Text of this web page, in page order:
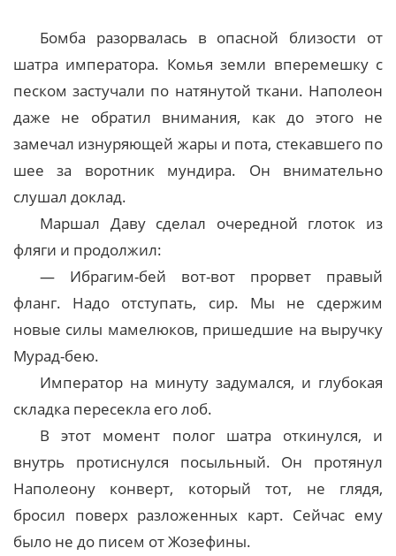
Бомба разорвалась в опасной близости от
шатра императора. Комья земли вперемешку с
песком застучали по натянутой ткани. Наполеон
даже не обратил внимания, как до этого не
замечал изнуряющей жары и пота, стекавшего по
шее за воротник мундира. Он внимательно
слушал доклад.
Маршал Даву сделал очередной глоток из
фляги и продолжил:
— Ибрагим-бей вот-вот прорвет правый
фланг. Надо отступать, сир. Мы не сдержим
новые силы мамелюков, пришедшие на выручку
Мурад-бею.
Император на минуту задумался, и глубокая
складка пересекла его лоб.
В этот момент полог шатра откинулся, и
внутрь протиснулся посыльный. Он протянул
Наполеону конверт, который тот, не глядя,
бросил поверх разложенных карт. Сейчас ему
было не до писем от Жозефины.